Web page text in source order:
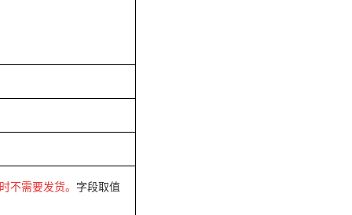
不需要发货。 字段取值